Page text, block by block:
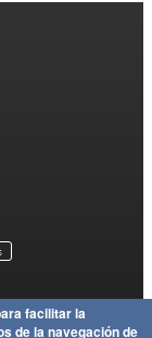
facilitar la
de la navegación de